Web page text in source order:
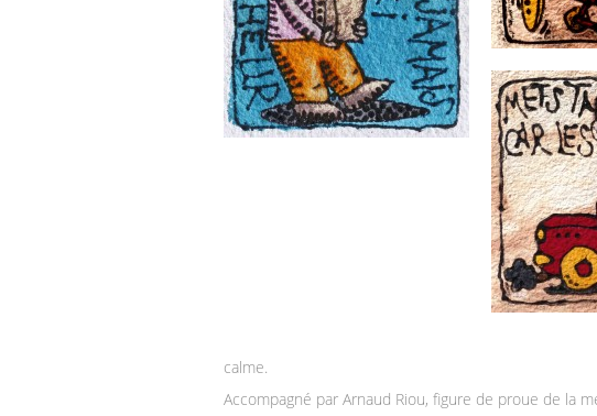
calme.
Accompagné par Arnaud Riou, figure de proue de la